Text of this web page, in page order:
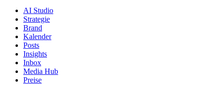
AI Studio
Strategie
Brand
Kalender
Posts
Insights
Inbox
Media Hub
Preise